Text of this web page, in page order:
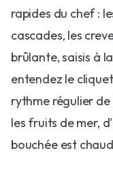
rapides du chef :
cascades, les
brûlante, saisis à
entendez le
rythme régulier de
les fruits de mer,
bouchée est